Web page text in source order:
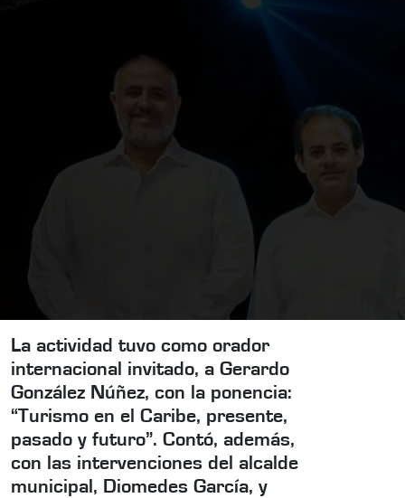
La actividad tuvo como orador
internacional invitado, a Gerardo
González Núñez, con la ponencia:
“Turismo en el Caribe, presente,
pasado y futuro”. Contó, además,
con las intervenciones del alcalde
municipal, Diomedes García, y